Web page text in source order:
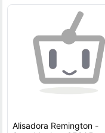
Alisadora Remington -